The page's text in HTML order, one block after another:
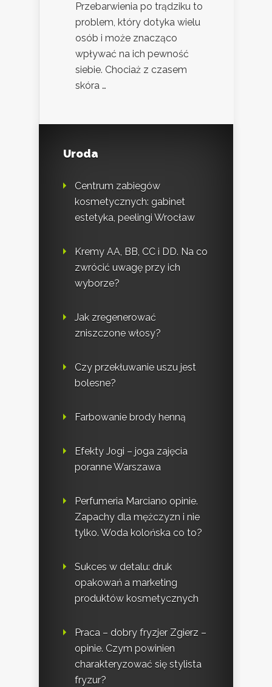
Przebarwienia po trądziku to
problem, który dotyka wielu
osób i może znacząco
wpływać na ich pewność
siebie. Chociaż z czasem
skóra …
Uroda
Centrum zabiegów
kosmetycznych: gabinet
estetyka, peelingi Wrocław
Kremy AA, BB, CC i DD. Na co
zwrócić uwagę przy ich
wyborze?
Jak zregenerować
zniszczone włosy?
Czy przekłuwanie uszu jest
bolesne?
Farbowanie brody henną
Efekty Jogi – joga zajęcia
poranne Warszawa
Perfumeria Marciano opinie.
Zapachy dla mężczyzn i nie
tylko. Woda kolońska co to?
Sukces w detalu: druk
opakowań a marketing
produktów kosmetycznych
Praca – dobry fryzjer Zgierz –
opinie. Czym powinien
charakteryzować się stylista
fryzur?